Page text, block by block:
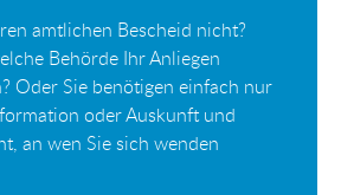
amtlichen Bescheid nicht?
Behörde Ihr Anliegen
Oder Sie benötigen einfach nur
oder Auskunft und
an wen Sie sich wenden